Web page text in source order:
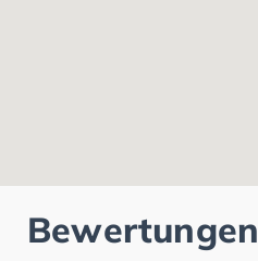
Bewertungen